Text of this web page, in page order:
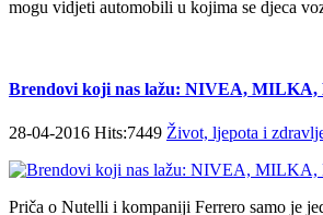
mogu vidjeti automobili u kojima se djeca
Brendovi koji nas lažu: NIVEA,
28-04-2016 Hits:7449 Život, ljepota i
Priča o Nutelli i kompaniji Ferrero samo je